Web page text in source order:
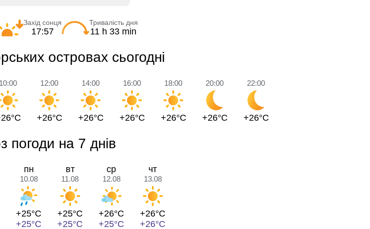
Захід сонця
17:57
Тривалість дня
11 h 33 min
островах сьогодні
10:00 12:00
+26°C
14:00
+26°C
16:00
+26°C
18:00
+26°C
20:00
+26°C
22:00
+26°C
погоди на 7 днів
пн
10.08
+25°C
+25°C
вт
11.08
+25°C
+25°C
ср
12.08
+26°C
+25°C
чт
13.08
+26°C
+26°C